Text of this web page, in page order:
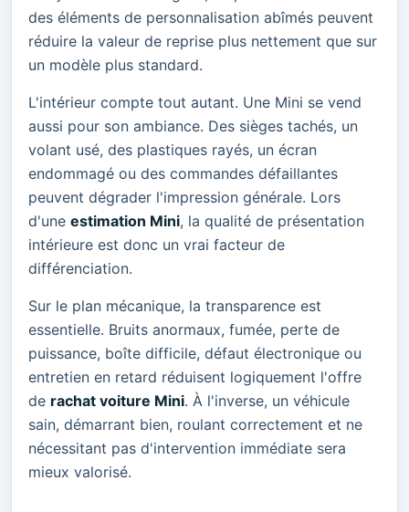
des éléments de personnalisation abîmés peuvent
réduire la valeur de reprise plus nettement que sur
un modèle plus standard.
L'intérieur compte tout autant. Une Mini se vend
aussi pour son ambiance. Des sièges tachés, un
volant usé, des plastiques rayés, un écran
endommagé ou des commandes défaillantes
peuvent dégrader l'impression générale. Lors
d'une estimation Mini, la qualité de présentation
intérieure est donc un vrai facteur de
différenciation.
Sur le plan mécanique, la transparence est
essentielle. Bruits anormaux, fumée, perte de
puissance, boîte difficile, défaut électronique ou
entretien en retard réduisent logiquement l'offre
de rachat voiture Mini. À l'inverse, un véhicule
sain, démarrant bien, roulant correctement et ne
nécessitant pas d'intervention immédiate sera
mieux valorisé.